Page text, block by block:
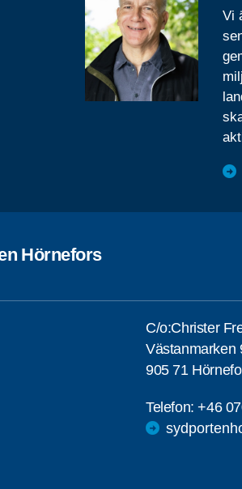
Vi
Hörnefors
C/o:Christer
Västanmarken
905 71
Telefon:+46